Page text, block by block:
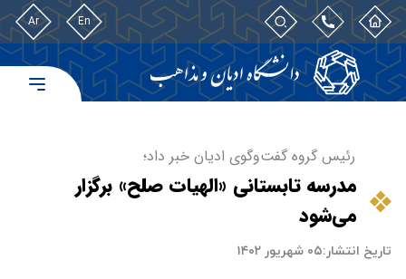
En
Ar
رئیس گروه گفت‌وگوی ادیان خبر داد؛
مدرسه تابستانی «الهیات صلح» برگزار
می‌شود
تاریخ انتشار:۰۵ شهریور ۱۴۰۲